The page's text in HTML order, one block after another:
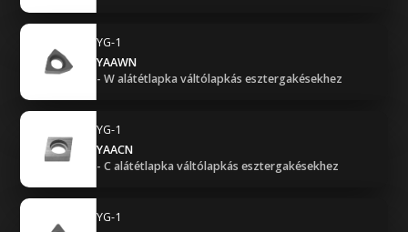
YG-1
YAAWN
- W alátétlapka váltólapkás esztergakésekhez
YG-1
YAACN
- C alátétlapka váltólapkás esztergakésekhez
YG-1